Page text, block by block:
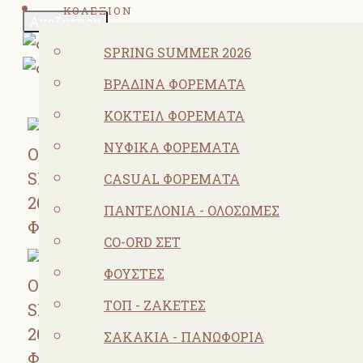
ΚΟΛΕΞΙΟΝ
SPRING SUMMER 2026
ΒΡΑΔΙΝΆ ΦΟΡΈΜΑΤΑ
ΚΟΚΤΕΙΛ ΦΟΡΈΜΑΤΑ
ΝΥΦΙΚΆ ΦΟΡΈΜΑΤΑ
CASUAL ΦΟΡΈΜΑΤΑ
ΠΑΝΤΕΛΌΝΙΑ - ΟΛΌΣΩΜΕΣ
CO-ORD ΣΕΤ
ΦΟΎΣΤΕΣ
ΤΟΠ - ΖΑΚΈΤΕΣ
ΣΑΚΆΚΙΑ - ΠΑΝΩΦΌΡΙΑ